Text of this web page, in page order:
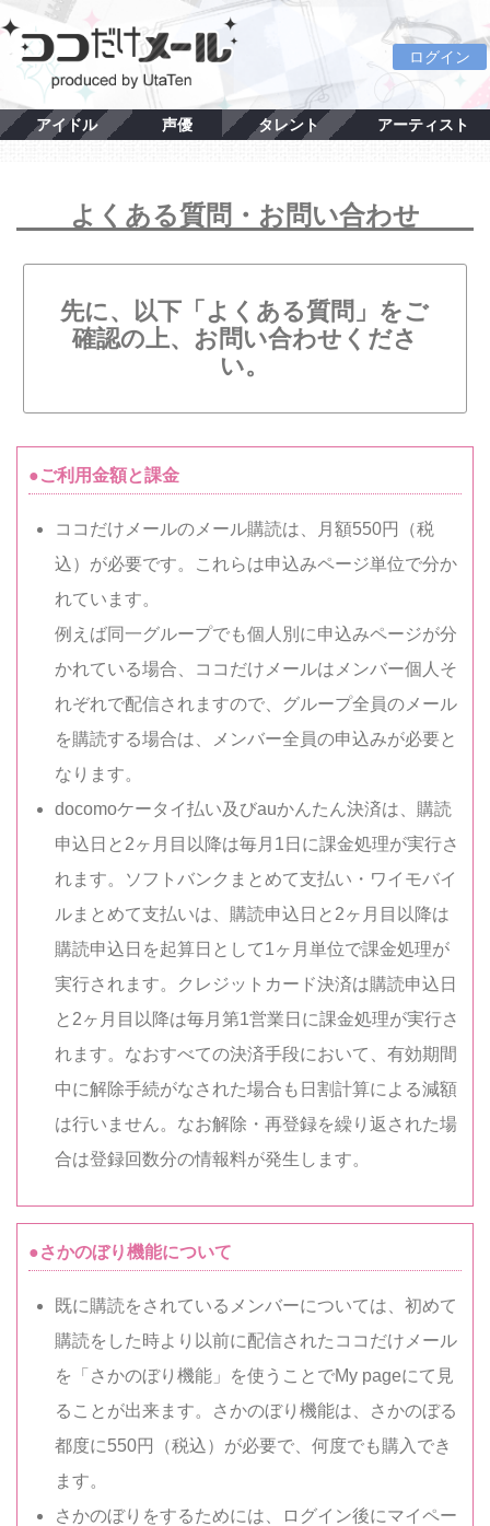
ログイン
アイドル 声優 タレント アーティスト
よくある質問・お問い合わせ
先に、以下「よくある質問」をご
確認の上、お問い合わせくださ
い。
●ご利用金額と課金
ココだけメールのメール購読は、月額550円（税
込）が必要です。これらは申込みページ単位で分か
れています。
例えば同一グループでも個人別に申込みページが分
かれている場合、ココだけメールはメンバー個人そ
れぞれで配信されますので、グループ全員のメール
を購読する場合は、メンバー全員の申込みが必要と
なります。
docomoケータイ払い及びauかんたん決済は、購読
申込日と2ヶ月目以降は毎月1日に課金処理が実行さ
れます。ソフトバンクまとめて支払い・ワイモバイ
ルまとめて支払いは、購読申込日と2ヶ月目以降は
購読申込日を起算日として1ヶ月単位で課金処理が
実行されます。クレジットカード決済は購読申込日
と2ヶ月目以降は毎月第1営業日に課金処理が実行さ
れます。なおすべての決済手段において、有効期間
中に解除手続がなされた場合も日割計算による減額
は行いません。なお解除・再登録を繰り返された場
合は登録回数分の情報料が発生します。
●さかのぼり機能について
既に購読をされているメンバーについては、初めて
購読をした時より以前に配信されたココだけメール
を「さかのぼり機能」を使うことでMy pageにて見
ることが出来ます。さかのぼり機能は、さかのぼる
都度に550円（税込）が必要で、何度でも購入でき
ます。
さかのぼりをするためには、ログイン後にマイペー